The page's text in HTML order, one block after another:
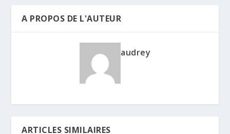
A PROPOS DE L'AUTEUR
audrey
ARTICLES SIMILAIRES